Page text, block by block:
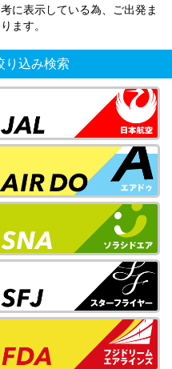
に表示している為、ご出発ま
ます。
り込み検索